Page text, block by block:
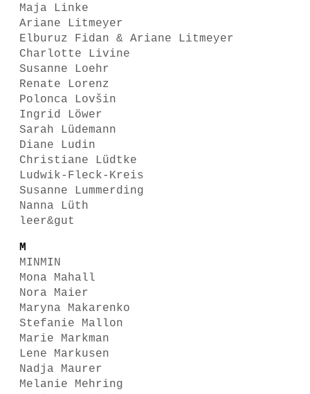
Maja Linke
Ariane Litmeyer
Elburuz Fidan & Ariane Litmeyer
Charlotte Livine
Susanne Loehr
Renate Lorenz
Polonca Lovšin
Ingrid Löwer
Sarah Lüdemann
Diane Ludin
Christiane Lüdtke
Ludwik-Fleck-Kreis
Susanne Lummerding
Nanna Lüth
leer&gut
M
MINMIN
Mona Mahall
Nora Maier
Maryna Makarenko
Stefanie Mallon
Marie Markman
Lene Markusen
Nadja Maurer
Melanie Mehring